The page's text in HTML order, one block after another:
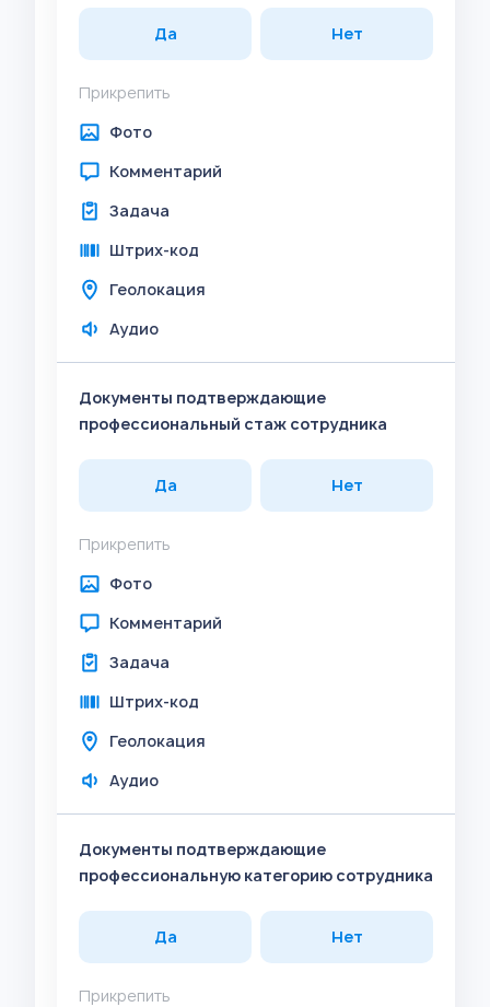
Да Нет
Прикрепить
Фото
Комментарий
Задача
Штрих-код
Геолокация
Аудио
Документы подтверждающие
профессиональный стаж сотрудника
Да Нет
Прикрепить
Фото
Комментарий
Задача
Штрих-код
Геолокация
Аудио
Документы подтверждающие
профессиональную категорию сотрудника
Да Нет
Прикрепить